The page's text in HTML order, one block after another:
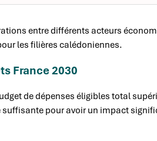
entre différents acteurs
les filières calédoniennes.
France 2030
de dépenses éligibles total
suffisante pour avoir un impact